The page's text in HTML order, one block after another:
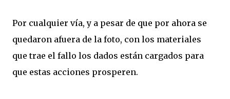
Por cualquier vía, y a pesar de que por ahora se
quedaron afuera de la foto, con los materiales
que trae el fallo los dados están cargados para
que estas acciones prosperen.